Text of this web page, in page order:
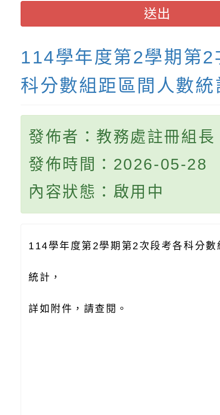
送出
114學年度第2學期第2
科分數組距區間人數統
發佈者：教務處註冊組長
發佈時間：2026-05-28
內容狀態：啟用中
114學年度第2學期第2次段考各科分數
統計，
詳如附件，請查閱。